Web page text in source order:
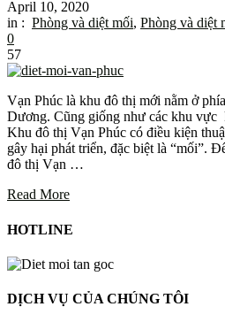
April 10, 2020
in : Phòng và diệt mối, Phòng và diệt
0
57
Vạn Phúc là khu đô thị mới nằm ở
Dương. Cũng giống như các khu vực
Khu đô thị Vạn Phúc có điều kiện
gây hại phát triển, đặc biệt là “mối”.
đô thị Vạn …
Read More
HOTLINE
DỊCH VỤ CỦA CHÚNG TÔI